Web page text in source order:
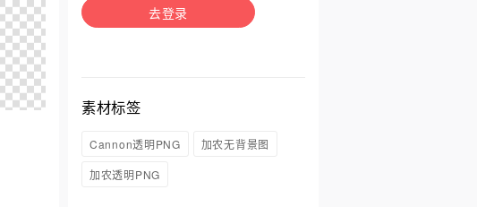
去登录
素材标签
Cannon透明PNG
加农无背景图
加农透明PNG